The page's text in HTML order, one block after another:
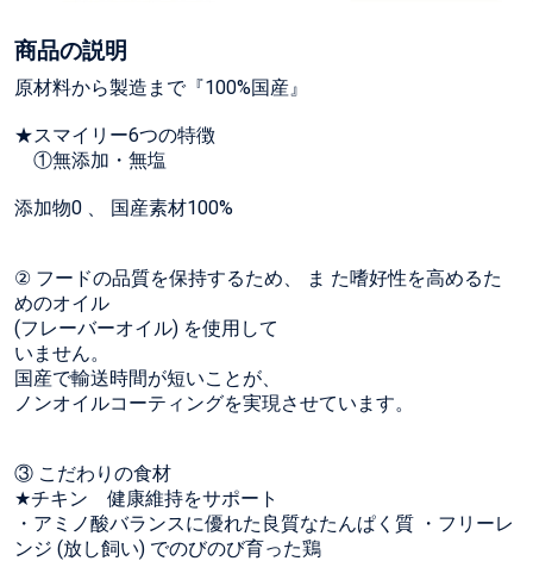
商品の説明
原材料から製造まで『100%国産』
★スマイリー6つの特徴
①無添加・無塩
添加物0 、 国産素材100%
② フードの品質を保持するため、 ま た嗜好性を高めるた
めのオイル
(フレーバーオイル) を使用して
いません。
国産で輸送時間が短いことが、
ノンオイルコーティングを実現させています。
③ こだわりの食材
★チキン 健康維持をサポート
・アミノ酸バランスに優れた良質なたんぱく質 ・フリーレ
ンジ (放し飼い) でのびのび育った鶏